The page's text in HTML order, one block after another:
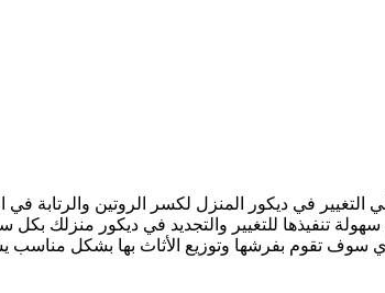
التغيير في ديكور المنزل لكسر الروتين
سهولة تنفيذها للتغيير والتجديد في ديكور
سوف تقوم بفرشها وتوزيع الأثاث بها بشكل